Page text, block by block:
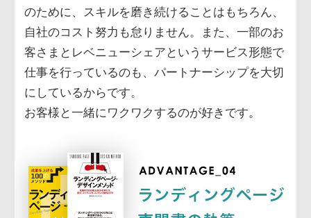
のために、スキルを磨き続けることはもちろん、
自社のコスト努力も怠りません。また、一部のお
客さまとレベニューシェアというサービス形態で
仕事を行っているのも、パートナーシップを大切
にしているからです。
お客様と一緒にワクワクするのが好きです。